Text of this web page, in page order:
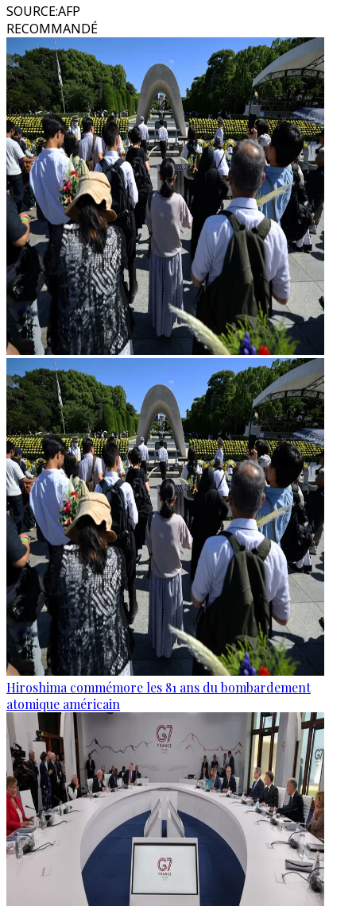
SOURCE:AFP
RECOMMANDÉ
Hiroshima commémore les 81 ans du bombardement
atomique américain